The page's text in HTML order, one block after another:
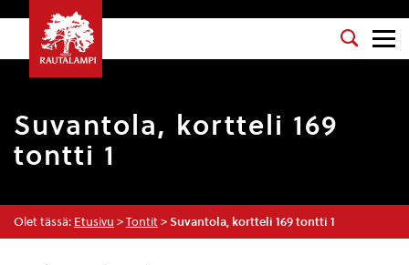
Suvantola, kortteli 169
tontti 1
Olet tässä: Etusivu > Tontit > Suvantola, kortteli 169 tontti 1